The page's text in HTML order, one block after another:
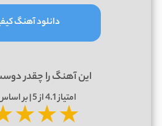
دانلود آهنگ
این آهنگ را چقدر
امتیاز4.1از 5 | بر اساس